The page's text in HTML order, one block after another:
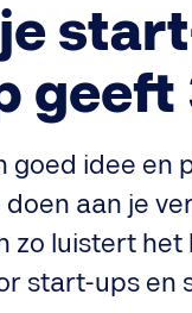
geeft
goed idee en
aan je
zo luistert het
start-ups en